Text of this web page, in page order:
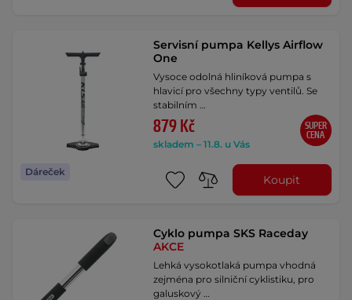
Dáreček
Servisní pumpa Kellys Airflow
One
Vysoce odolná hliníková pumpa s
hlavicí pro všechny typy ventilů. Se
stabilním …
879 Kč
skladem – 11.8. u Vás
SUPER
CENA
Koupit
Cyklo pumpa SKS Raceday
AKCE
Lehká vysokotlaká pumpa vhodná
zejména pro silniční cyklistiku, pro
galuskový …